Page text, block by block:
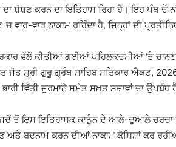
ਦਾ ਸ਼ੋਸ਼ਣ ਕਰਨ ਦਾ ਇਤਿਹਾਸ ਰਿਹਾ ਹੈ। ਇਹ ਪੰਥ ਦੇ
ਵਾਰ-ਵਾਰ ਨਾਕਾਮ ਰਹਿੰਦਾ ਹੈ, ਜਿਨ੍ਹਾਂ ਦੀ
ਵੱਲੋਂ ਕੀਤੀਆਂ ਗਈਆਂ ਪਹਿਲਕਦਮੀਆਂ ‘ਤੇ
ਜੋਤ ਸ੍ਰੀ ਗੁਰੂ ਗ੍ਰੰਥ ਸਾਹਿਬ ਸਤਿਕਾਰ ਐਕਟ,
ਵਿੱਤੀ ਜੁਰਮਾਨੇ ਸਮੇਤ ਸਖ਼ਤ ਸਜ਼ਾਵਾਂ ਦਾ ਉਪਬੰਧ
ਤੋਂ ਇਸ ਇਤਿਹਾਸਕ ਕਾਨੂੰਨ ਦੇ ਆਲੇ-ਦੁਆਲੇ
ਅਤੇ ਬਦਨਾਮ ਕਰਨ ਦੀਆਂ ਨਾਕਾਮ ਕੋਸ਼ਿਸ਼ਾਂ ਕਰ